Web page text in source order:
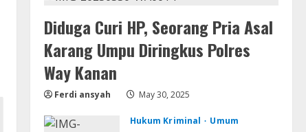
2
Serialers
jv16 PowerTools
Free[Activated] [Latest] [x86-
x64] Reddit
VL
Diduga Curi HP, Seorang Pria Asal
Karang Umpu Diringkus Polres
Way Kanan
Ferdi ansyah May 30, 2025
Hukum Kriminal Umum